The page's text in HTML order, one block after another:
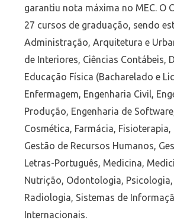
garantiu nota máxima no MEC. O
27 cursos de graduação, sendo
Administração, Arquitetura e
de Interiores, Ciências Contábeis,
Educação Física (Bacharelado e
Enfermagem, Engenharia Civil,
Produção, Engenharia de
Cosmética, Farmácia,
Gestão de Recursos Humanos,
Letras-Português, Medicina,
Nutrição, Odontologia, Psicologia,
Radiologia, Sistemas de
Internacionais.